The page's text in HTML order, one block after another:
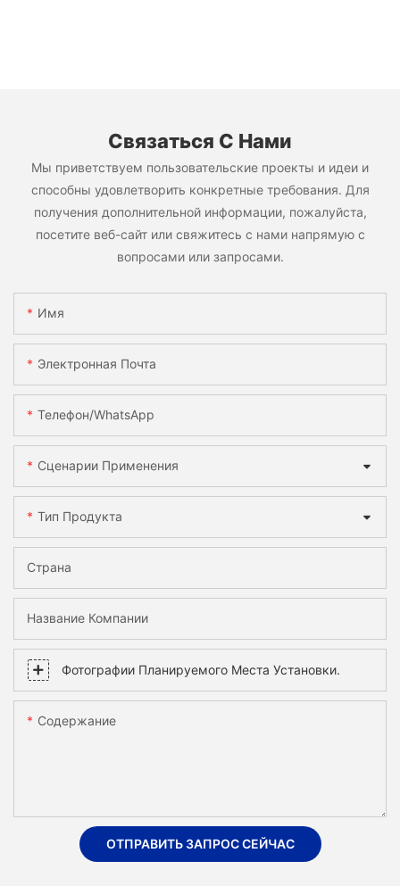
Связаться С Нами
Мы приветствуем пользовательские проекты и идеи и
способны удовлетворить конкретные требования. Для
получения дополнительной информации, пожалуйста,
посетите веб-сайт или свяжитесь с нами напрямую с
вопросами или запросами.
Имя
Электронная Почта
Телефон/WhatsApp
Сценарии Применения
Тип Продукта
Страна
Название Компании
Фотографии Планируемого Места Установки.
Содержание
ОТПРАВИТЬ ЗАПРОС СЕЙЧАС